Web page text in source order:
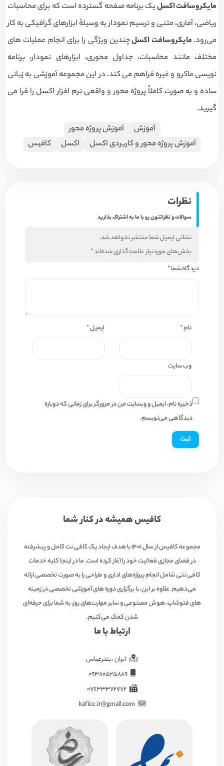
مایکروسافت اکسلیک برنامه صفحه گسترده است که برای محاسبات
ریاضی، آماری، متنی و ترسیم نمودار به وسیلهٔ ابزارهای گرافیکی به کار
می‌رود. مایکروسافت اکسلچندین ویژگی را برای انجام عملیات های
مختلف مانند محاسبات، جداول محوری، ابزارهای نمودار، برنامه
نویسی ماکرو و غیره فراهم می کند. در این مجموعه آموزشی به زبانی
ساده و به صورت کاملاً پروژه محور و واقعی نرم افزار اکسل را فرا می
گیرید.
آموزش
آموزش پروژه محور
آموزش پروژه محور و کاربردی اکسل
اکسل کافیس
نظرات
سوالات و نظراتتون رو با ما به اشتراک بذارید
نشانی ایمیل شما منتشر نخواهد شد.
بخش‌های موردنیاز علامت‌گذاری شده‌اند*
دیدگاه شما*
نام* ایمیل*
وب‌ سایت
ذخیره نام، ایمیل و وبسایت من در مرورگر برای زمانی که دوباره
دیدگاهی می‌نویسم.
کافیس همیشه در کنار شما
مجموعه کافیس از سال ۱۴۰۱ با هدف ایجاد یک کافی نت کامل و پیشرفته
در فضای مجازی فعالیت خود را آغاز کرده است. ما در اینجا کلیه خدمات
کافی نتی شامل انجام پروژه‌های اداری و طراحی را به صورت تخصصی ارائه
می‌دهیم. علاوه بر این، با برگزاری دوره های آموزشی تخصصی در زمینه
های فتوشاپ، هوش مصنوعی و سایر مهارت‌های روز، به شما برای حرفه‌ای
شدن کمک می‌کنیم.
ارتباط با ما
ایران ، بندرعباس
07633372772